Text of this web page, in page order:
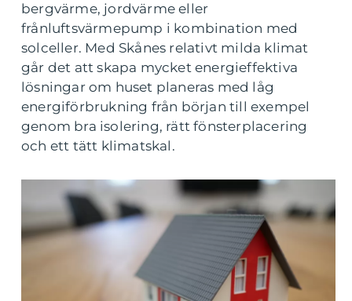
bergvärme, jordvärme eller
frånluftsvärmepump i kombination med
solceller. Med Skånes relativt milda klimat
går det att skapa mycket energieffektiva
lösningar om huset planeras med låg
energiförbrukning från början till exempel
genom bra isolering, rätt fönsterplacering
och ett tätt klimatskal.